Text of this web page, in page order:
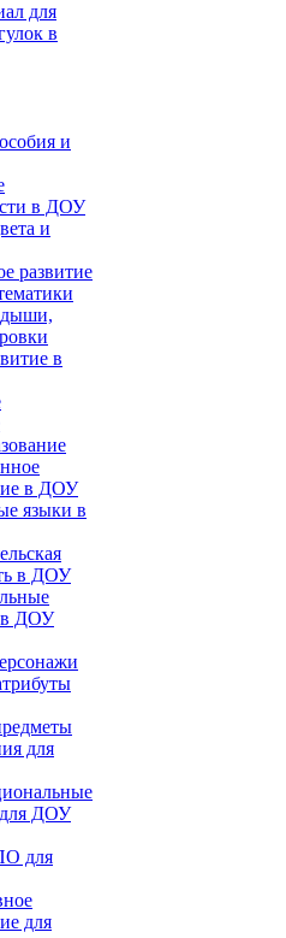
для
в
и
в ДОУ
и
развитие
в
в ДОУ
языки в
в ДОУ
в ДОУ
для
ДОУ
для
для